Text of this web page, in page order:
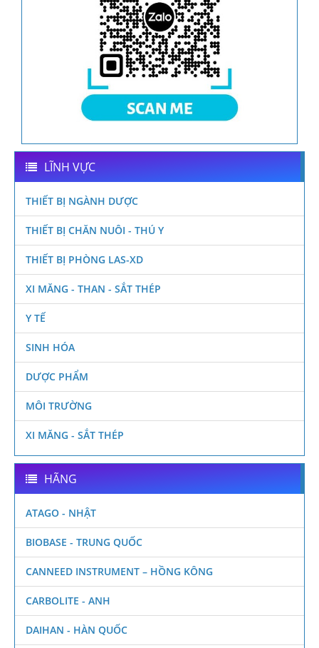
LĨNH VỰC
THIẾT BỊ NGÀNH DƯỢC
THIẾT BỊ CHĂN NUÔI - THÚ Y
THIẾT BỊ PHÒNG LAS-XD
XI MĂNG - THAN - SẮT THÉP
Y TẾ
SINH HÓA
DƯỢC PHẨM
MÔI TRƯỜNG
XI MĂNG - SẮT THÉP
HÃNG
ATAGO - NHẬT
BIOBASE - TRUNG QUỐC
CANNEED INSTRUMENT – HỒNG KÔNG
CARBOLITE - ANH
DAIHAN - HÀN QUỐC